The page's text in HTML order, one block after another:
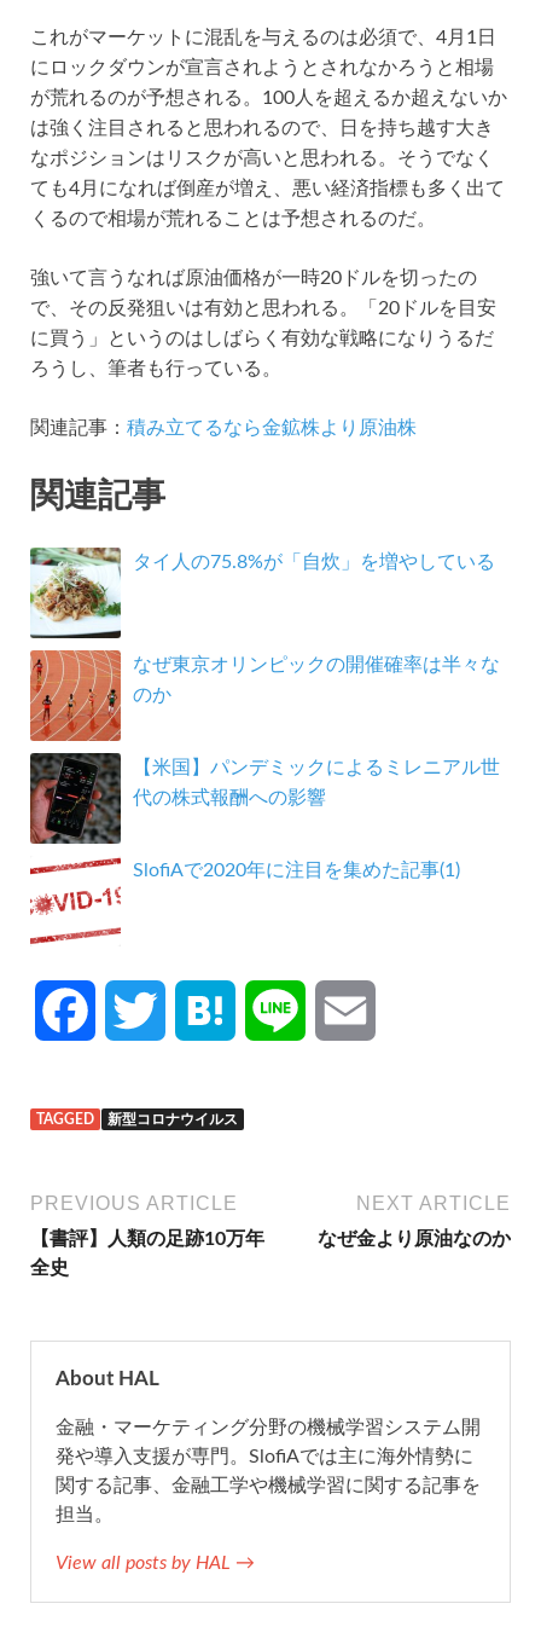
これがマーケットに混乱を与えるのは必須で、4月1日
にロックダウンが宣言されようとされなかろうと相場
が荒れるのが予想される。100人を超えるか超えないか
は強く注目されると思われるので、日を持ち越す大き
なポジションはリスクが高いと思われる。そうでなく
ても4月になれば倒産が増え、悪い経済指標も多く出て
くるので相場が荒れることは予想されるのだ。
強いて言うなれば原油価格が一時20ドルを切ったの
で、その反発狙いは有効と思われる。「20ドルを目安
に買う」というのはしばらく有効な戦略になりうるだ
ろうし、筆者も行っている。
関連記事： 積み立てるなら金鉱株より原油株
関連記事
タイ人の75.8%が「自炊」を増やしている
なぜ東京オリンピックの開催確率は半々な
のか
【米国】パンデミックによるミレニアル世
代の株式報酬への影響
SlofiAで2020年に注目を集めた記事(1)
c
e
b
o
k
i
t
t
t
n
i
l
TAGGED 新型コロナウイルス
PREVIOUS ARTICLE
【書評】人類の足跡10万年
全史
NEXT ARTICLE
なぜ金より原油なのか
About HAL
金融・マーケティング分野の機械学習システム開
発や導入支援が専門。SlofiAでは主に海外情勢に
関する記事、金融工学や機械学習に関する記事を
担当。
View all posts by HAL →